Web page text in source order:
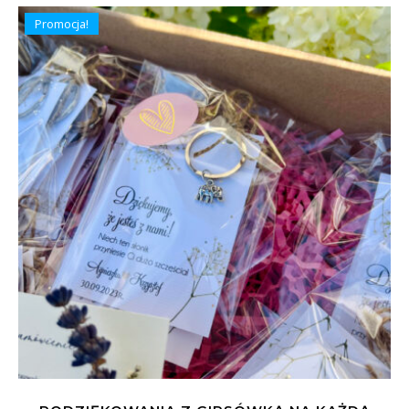
Promocja!